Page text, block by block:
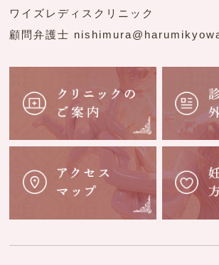
ワイズレディスクリニック
顧問弁護士